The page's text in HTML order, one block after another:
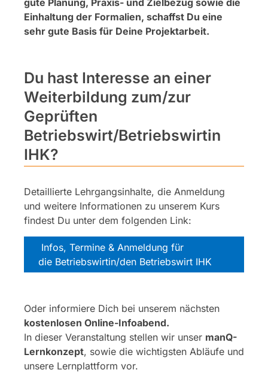
gute Planung, Praxis- und Zielbezug sowie die
Einhaltung der Formalien, schaffst Du eine
sehr gute Basis für Deine Projektarbeit.
Du hast Interesse an einer
Weiterbildung zum/zur
Geprüften
Betriebswirt/Betriebswirtin
IHK?
Detaillierte Lehrgangsinhalte, die Anmeldung
und weitere Informationen zu unserem Kurs
findest Du unter dem folgenden Link:
Infos, Termine & Anmeldung für
die Betriebswirtin/den Betriebswirt IHK
Oder informiere Dich bei unserem nächsten
kostenlosen Online-Infoabend.
In dieser Veranstaltung stellen wir unser manQ-
Lernkonzept, sowie die wichtigsten Abläufe und
unsere Lernplattform vor.